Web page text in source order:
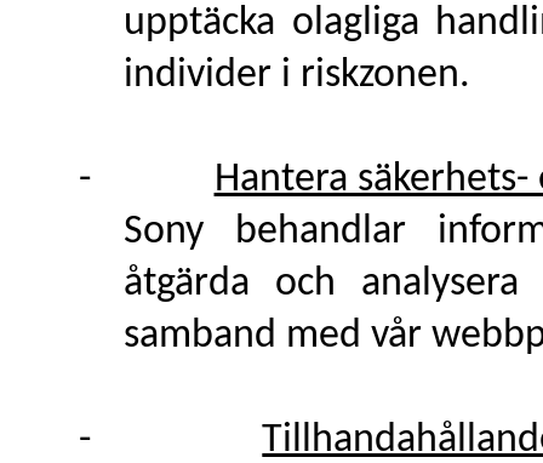
upptäcka olagliga
individer i riskzonen.
-
Hantera
Sony behandlar
åtgärda och
samband med vår
-